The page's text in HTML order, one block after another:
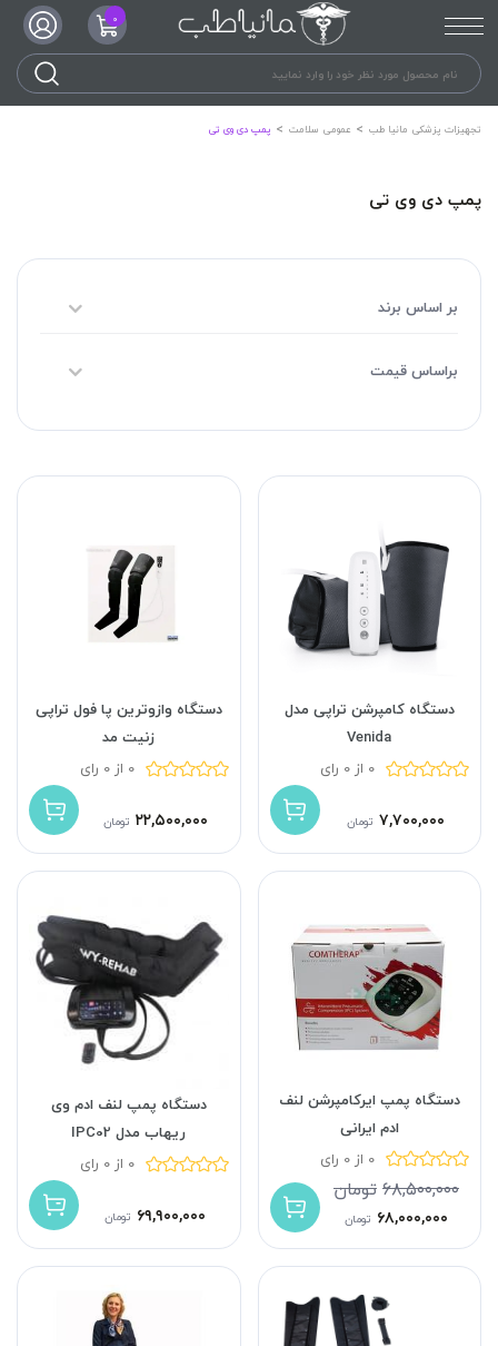
0
تجهیزات پزشکی مانیا طب عمومی سلامت پمپ دی وی تی
پمپ دی وی تی
بر اساس برند
براساس قیمت
دستگاه کامپرشن تراپی مدل
Venida
0 از 0 رای
۷,۷۰۰,۰۰۰ تومان
دستگاه وازوترین پا فول تراپی
زنیت مد
0 از 0 رای
۲۲,۵۰۰,۰۰۰ تومان
دستگاه پمپ ایرکامپرشن لنف
ادم ایرانی
0 از 0 رای
۶۸,۵۰۰,۰۰۰تومان
۶۸,۰۰۰,۰۰۰ تومان
دستگاه پمپ لنف ادم وی
ریهاب مدل IPC02
0 از 0 رای
۶۹,۹۰۰,۰۰۰ تومان